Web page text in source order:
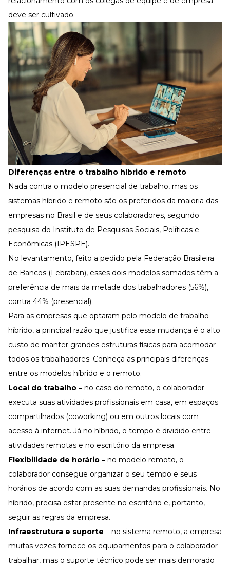
deve ser cultivado.
Diferenças entre o trabalho híbrido e remoto
Nada contra o modelo presencial de trabalho, mas os
sistemas híbrido e remoto são os preferidos da maioria das
empresas no Brasil e de seus colaboradores, segundo
pesquisa do Instituto de Pesquisas Sociais, Políticas e
Econômicas (IPESPE).
No levantamento, feito a pedido pela Federação Brasileira
de Bancos (Febraban), esses dois modelos somados têm a
preferência de mais da metade dos trabalhadores (56%),
contra 44% (presencial).
Para as empresas que optaram pelo modelo de trabalho
híbrido, a principal razão que justifica essa mudança é o alto
custo de manter grandes estruturas físicas para acomodar
todos os trabalhadores. Conheça as principais diferenças
entre os modelos híbrido e o remoto.
Local do trabalho – no caso do remoto, o colaborador
executa suas atividades profissionais em casa, em espaços
compartilhados (coworking) ou em outros locais com
acesso à internet. Já no híbrido, o tempo é dividido entre
atividades remotas e no escritório da empresa.
Flexibilidade de horário – no modelo remoto, o
colaborador consegue organizar o seu tempo e seus
horários de acordo com as suas demandas profissionais. No
híbrido, precisa estar presente no escritório e, portanto,
seguir as regras da empresa.
Infraestrutura e suporte – no sistema remoto, a empresa
muitas vezes fornece os equipamentos para o colaborador
trabalhar, mas o suporte técnico pode ser mais demorado